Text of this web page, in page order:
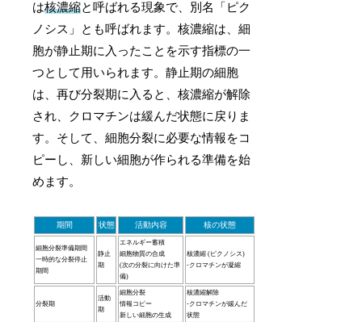
は核濃縮と呼ばれる現象で、別名「ピク
ノシス」とも呼ばれます。核濃縮は、細
胞が静止期に入ったことを示す指標の一
つとして用いられます。静止期の細胞
は、再び分裂期に入ると、核濃縮が解除
され、クロマチンは緩んだ状態に戻りま
す。そして、細胞分裂に必要な情報をコ
ピーし、新しい細胞が作られる準備を始
めます。
期間 状態 活動内容 核の状態
細胞分裂準備期間
一時的な分裂停止
期間
静止
期
エネルギー蓄積
細胞物質の合成
(次の分裂に向けた準
備)
核濃縮 (ピクノシス)
-クロマチンが凝縮
分裂期
活動
期
細胞分裂
情報コピー
新しい細胞の生成
核濃縮解除
-クロマチンが緩んだ
状態